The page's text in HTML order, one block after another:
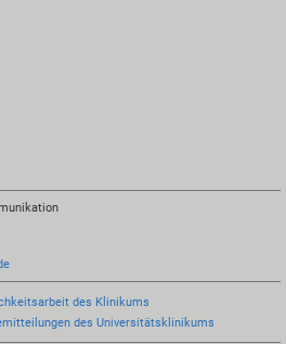
des Klinikums
des Universitätsklinikums